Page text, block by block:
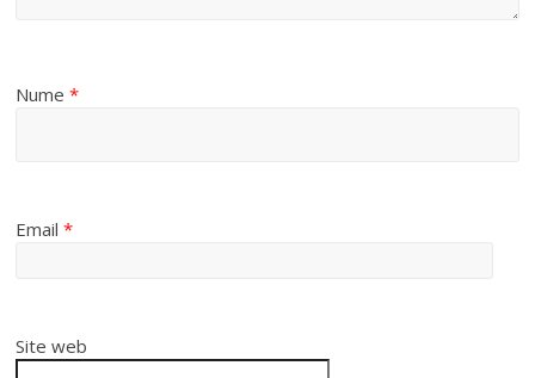
Nume*
Email*
Site web